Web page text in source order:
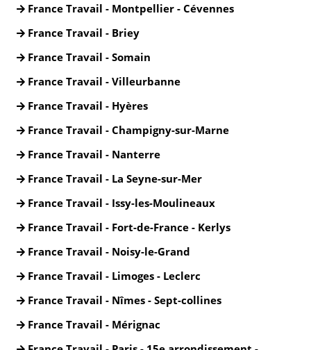
France Travail - Montpellier - Cévennes
France Travail - Briey
France Travail - Somain
France Travail - Villeurbanne
France Travail - Hyères
France Travail - Champigny-sur-Marne
France Travail - Nanterre
France Travail - La Seyne-sur-Mer
France Travail - Issy-les-Moulineaux
France Travail - Fort-de-France - Kerlys
France Travail - Noisy-le-Grand
France Travail - Limoges - Leclerc
France Travail - Nîmes - Sept-collines
France Travail - Mérignac